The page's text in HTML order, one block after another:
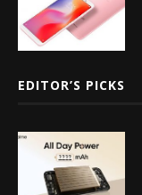
EDITOR’S PICKS